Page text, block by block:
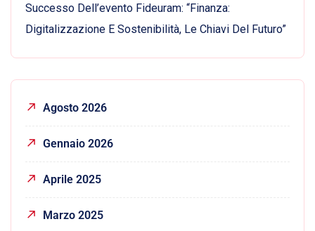
Successo Dell’evento Fideuram: “Finanza:
Digitalizzazione E Sostenibilità, Le Chiavi Del Futuro”
Agosto 2026
Gennaio 2026
Aprile 2025
Marzo 2025